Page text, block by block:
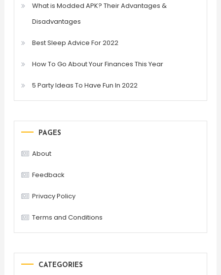
What is Modded APK? Their Advantages &
Disadvantages
Best Sleep Advice For 2022
How To Go About Your Finances This Year
5 Party Ideas To Have Fun In 2022
PAGES
About
Feedback
Privacy Policy
Terms and Conditions
CATEGORIES